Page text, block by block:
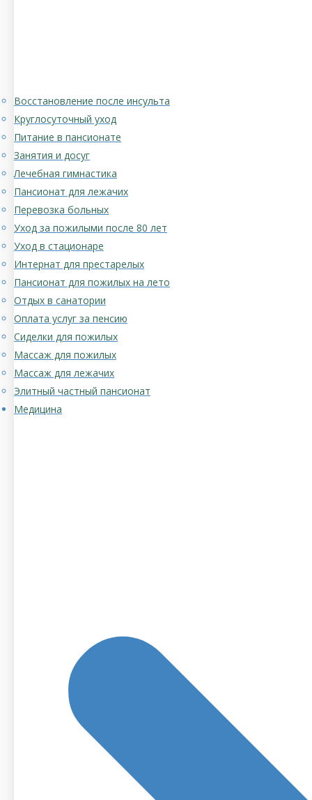
Восстановление после инсульта
Круглосуточный уход
Питание в пансионате
Занятия и досуг
Лечебная гимнастика
Пансионат для лежачих
Перевозка больных
Уход за пожилыми после 80 лет
Уход в стационаре
Интернат для престарелых
Пансионат для пожилых на лето
Отдых в санатории
Оплата услуг за пенсию
Сиделки для пожилых
Массаж для пожилых
Массаж для лежачих
Элитный частный пансионат
Медицина